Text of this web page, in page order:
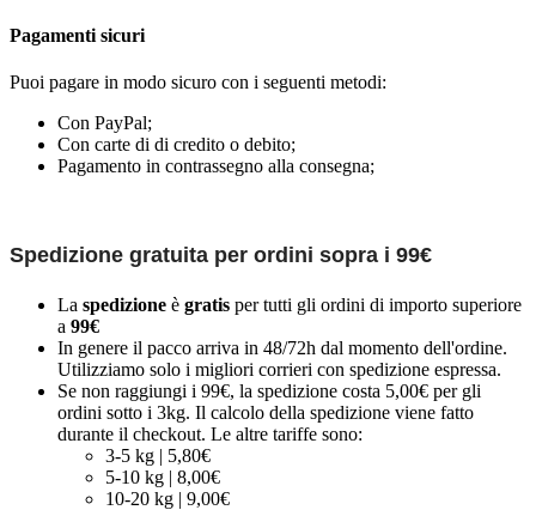
Pagamenti sicuri
Puoi pagare in modo sicuro con i seguenti metodi:
Con PayPal;
Con carte di di credito o debito;
Pagamento in contrassegno alla consegna;
Spedizione gratuita per ordini sopra i 99€
La spedizione è gratis per tutti gli ordini di importo superiore
a 99€
In genere il pacco arriva in 48/72h dal momento dell'ordine.
Utilizziamo solo i migliori corrieri con spedizione espressa.
Se non raggiungi i 99€, la spedizione costa 5,00€ per gli
ordini sotto i 3kg. Il calcolo della spedizione viene fatto
durante il checkout. Le altre tariffe sono:
3-5 kg | 5,80€
5-10 kg | 8,00€
10-20 kg | 9,00€